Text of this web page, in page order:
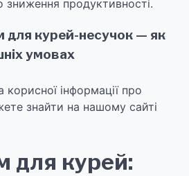
зниження продуктивності.
для курей-несучок — як
умовах
корисної інформації про
знайти на нашому сайті
для курей: